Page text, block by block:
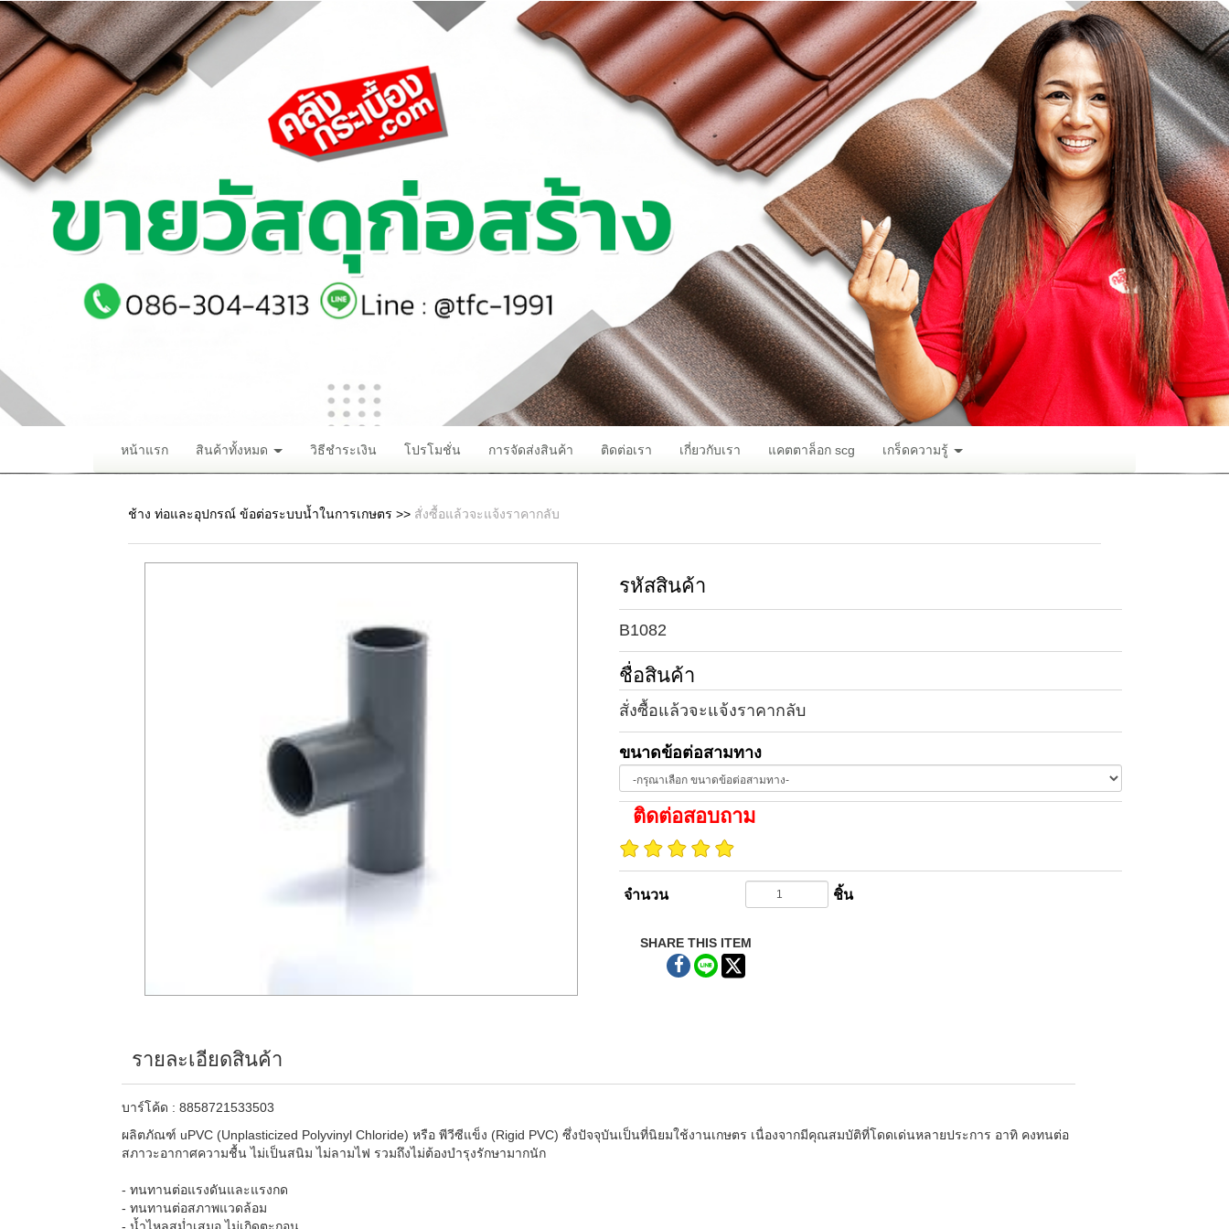
หน้าแรก สินค้าทั้งหมด วิธีชำระเงิน โปรโมชั่น การจัดส่งสินค้า ติดต่อเรา เกี่ยวกับเรา แคตตาล็อก scg เกร็ดความรู้
ช้าง ท่อและอุปกรณ์ ข้อต่อระบบน้ำในการเกษตร >> สั่งซื้อแล้วจะแจ้งราคากลับ
รหัสสินค้า
B1082
ชื่อสินค้า
สั่งซื้อแล้วจะแจ้งราคากลับ
ขนาดข้อต่อสามทาง
ติดต่อสอบถาม
จำนวน ชิ้น
SHARE THIS ITEM
รายละเอียดสินค้า
บาร์โค้ด : 8858721533503
ผลิตภัณฑ์ uPVC (Unplasticized Polyvinyl Chloride) หรือ พีวีซีแข็ง (Rigid PVC) ซึ่งปัจจุบันเป็นที่นิยมใช้งานเกษตร เนื่องจากมีคุณสมบัติที่โดดเด่นหลายประการ อาทิ คงทนต่อ
สภาวะอากาศความชื้น ไม่เป็นสนิม ไม่ลามไฟ รวมถึงไม่ต้องบำรุงรักษามากนัก
- ทนทานต่อแรงดันและแรงกด
- ทนทานต่อสภาพแวดล้อม
- น้ำไหลสม่ำเสมอ ไม่เกิดตะกอน